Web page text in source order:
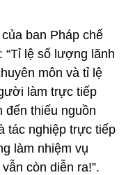
ban Pháp chế
lệ số lượng lãnh
môn và tỉ lệ
làm trực tiếp
đến thiếu nguồn
tác nghiệp trực tiếp
làm nhiệm vụ
còn diễn ra!”.